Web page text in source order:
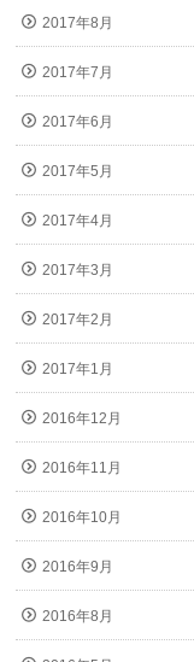
2017年8月
2017年7月
2017年6月
2017年5月
2017年4月
2017年3月
2017年2月
2017年1月
2016年12月
2016年11月
2016年10月
2016年9月
2016年8月